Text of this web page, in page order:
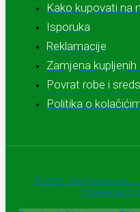
Kako kupovati na
Isporuka
Reklamacije
Zamjena kupljenih
Povrat robe i
Politika o
© 2025 - Sva prava
Powered and